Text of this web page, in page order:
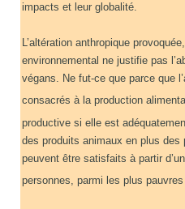
impacts et leur globalité.
L’altération anthropique
environnemental ne justifie pas
végans. Ne fut-ce que parce que
consacrés à la production
productive si elle est
des produits animaux en plus
peuvent être satisfaits à partir
personnes, parmi les plus